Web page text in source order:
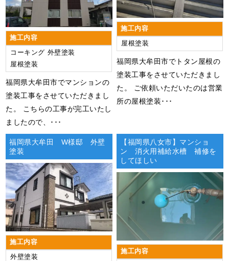
施工内容
コーキング 外壁塗装
屋根塗装
福岡県大牟田市でマンションの
塗装工事をさせていただきまし
た。 こちらの工事が完工いたし
ましたので、･･･
施工内容
屋根塗装
福岡県大牟田市でトタン屋根の
塗装工事をさせていただきまし
た。 ご依頼いただいたのは営業
所の屋根塗装･･･
福岡県大牟田 W様邸 外壁
塗装
施工内容
外壁塗装
【福岡県八女市】マンショ
ン 消火用補給水槽 補修を
してほしい
施工内容